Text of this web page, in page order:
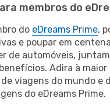
membros do
do eDreams Prime,
e poupar em
de automóveis,
Adira à
viagens do mundo e
do eDreams Prime.